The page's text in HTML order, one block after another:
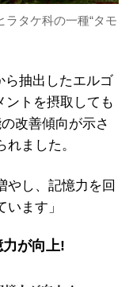
タケ科の一種“タモ
ら抽出したエルゴ
ントを摂取しても
改善傾向が示さ
ました。
し、記憶力を回
ます」
が向上!